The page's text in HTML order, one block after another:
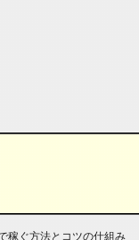
稼ぐ方法とコツの仕組み